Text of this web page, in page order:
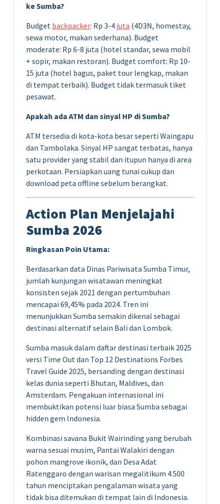
ke Sumba?
Budget backpacker: Rp 3-4 juta (4D3N, homestay,
sewa motor, makan sederhana). Budget
moderate: Rp 6-8 juta (hotel standar, sewa mobil
+ sopir, makan restoran). Budget comfort: Rp 10-
15 juta (hotel bagus, paket tour lengkap, makan
di tempat terbaik). Budget tidak termasuk tiket
pesawat.
Apakah ada ATM dan sinyal HP di Sumba?
ATM tersedia di kota-kota besar seperti Waingapu
dan Tambolaka. Sinyal HP sangat terbatas, hanya
satu provider yang stabil dan itupun hanya di area
perkotaan. Persiapkan uang tunai cukup dan
download peta offline sebelum berangkat.
Action Plan Menjelajahi
Sumba 2026
Ringkasan Poin Utama:
Berdasarkan data Dinas Pariwisata Sumba Timur,
jumlah kunjungan wisatawan meningkat
konsisten sejak 2021 dengan pertumbuhan
mencapai 69,45% pada 2024. Tren ini
menunjukkan Sumba semakin dikenal sebagai
destinasi alternatif selain Bali dan Lombok.
Sumba masuk dalam daftar destinasi terbaik 2025
versi Time Out dan Top 12 Destinations Forbes
Travel Guide 2025, bersanding dengan destinasi
kelas dunia seperti Bhutan, Maldives, dan
Amsterdam. Pengakuan internasional ini
membuktikan potensi luar biasa Sumba sebagai
hidden gem Indonesia.
Kombinasi savana Bukit Wairinding yang berubah
warna sesuai musim, Pantai Walakiri dengan
pohon mangrove ikonik, dan Desa Adat
Ratenggaro dengan warisan megalitikum 4.500
tahun menciptakan pengalaman wisata yang
tidak bisa ditemukan di tempat lain di Indonesia.